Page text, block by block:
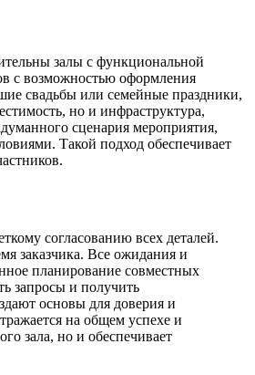
залы с функциональной
с возможностью оформления
свадьбы или семейные праздники,
но и инфраструктура,
сценария мероприятия,
Такой подход обеспечивает
согласованию всех деталей.
заказчика. Все ожидания и
планирование совместных
запросы и получить
основы для доверия и
на общем успехе и
зала, но и обеспечивает